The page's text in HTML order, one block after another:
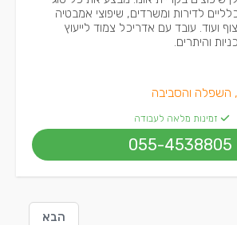
לדירות ומשרדים, שיפוצי אמבטיה
ועוד. עובד עם אדריכל צמוד לייעוץ
והיתרים.
השפלה והסביבה
זמינות מלאה לעבודה
055-4538805
הבא